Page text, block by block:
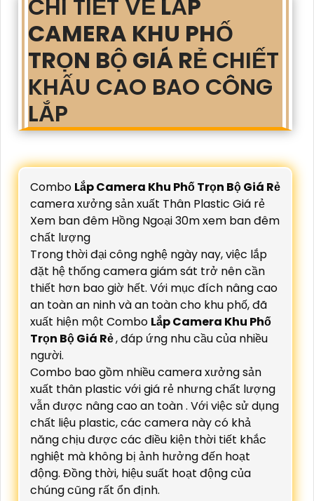
CHI TIẾT VỀ LẮP
CAMERA KHU PHỐ
TRỌN BỘ GIÁ RẺ CHIẾT
KHẤU CAO BAO CÔNG
LẮP
Combo Lắp Camera Khu Phố Trọn Bộ Giá Rẻ
camera xưởng sản xuất Thân Plastic Giá rẻ
Xem ban đêm Hồng Ngoại 30m xem ban đêm
chất lượng
Trong thời đại công nghệ ngày nay, việc lắp
đặt hệ thống camera giám sát trở nên cần
thiết hơn bao giờ hết. Với mục đích nâng cao
an toàn an ninh và an toàn cho khu phố, đã
xuất hiện một Combo Lắp Camera Khu Phố
Trọn Bộ Giá Rẻ, đáp ứng nhu cầu của nhiều
người.
Combo bao gồm nhiều camera xưởng sản
xuất thân plastic với giá rẻ nhưng chất lượng
vẫn được nâng cao an toàn . Với việc sử dụng
chất liệu plastic, các camera này có khả
năng chịu được các điều kiện thời tiết khắc
nghiệt mà không bị ảnh hưởng đến hoạt
động. Đồng thời, hiệu suất hoạt động của
chúng cũng rất ổn định.